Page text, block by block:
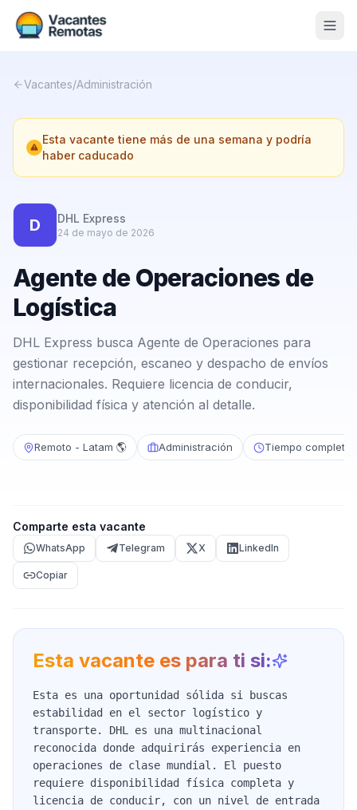
Nosotros
Contacto
Calculadora Freelance
Vacantes/Administración
Esta vacante tiene más de una semana y podría
haber caducado
D DHL Express
24 de mayo de 2026
Agente de Operaciones de
Logística
DHL Express busca Agente de Operaciones para
gestionar recepción, escaneo y despacho de envíos
internacionales. Requiere licencia de conducir,
disponibilidad física y atención al detalle.
Remoto - Latam 🌎 Administración Tiempo completo
Comparte esta vacante
WhatsApp Telegram X LinkedIn
Copiar
Esta vacante es para ti si:
Esta es una oportunidad sólida si buscas
estabilidad en el sector logístico y
transporte. DHL es una multinacional
reconocida donde adquirirás experiencia en
operaciones de clase mundial. El puesto
requiere disponibilidad física completa y
licencia de conducir, con un nivel de entrada